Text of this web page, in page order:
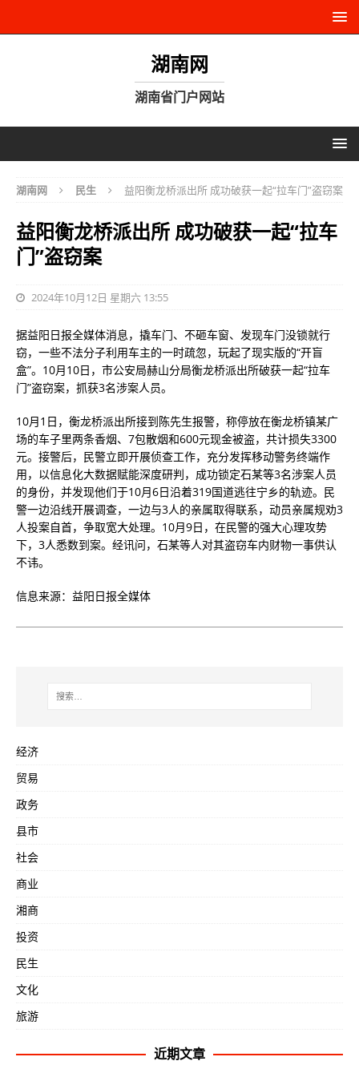
湖南网
湖南省门户网站
湖南网 民生 益阳衡龙桥派出所 成功破获一起“拉车门”盗窃案
益阳衡龙桥派出所 成功破获一起“拉车
门”盗窃案
2024年10月12日 星期六 13:55
据益阳日报全媒体消息，撬车门、不砸车窗、发现车门没锁就行
窃，一些不法分子利用车主的一时疏忽，玩起了现实版的“开盲
盒”。10月10日，市公安局赫山分局衡龙桥派出所破获一起“拉车
门”盗窃案，抓获3名涉案人员。
10月1日，衡龙桥派出所接到陈先生报警，称停放在衡龙桥镇某广
场的车子里两条香烟、7包散烟和600元现金被盗，共计损失3300
元。接警后，民警立即开展侦查工作，充分发挥移动警务终端作
用，以信息化大数据赋能深度研判，成功锁定石某等3名涉案人员
的身份，并发现他们于10月6日沿着319国道逃往宁乡的轨迹。民
警一边沿线开展调查，一边与3人的亲属取得联系，动员亲属规劝3
人投案自首，争取宽大处理。10月9日，在民警的强大心理攻势
下，3人悉数到案。经讯问，石某等人对其盗窃车内财物一事供认
不讳。
信息来源：益阳日报全媒体
经济
贸易
政务
县市
社会
商业
湘商
投资
民生
文化
旅游
近期文章